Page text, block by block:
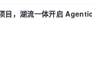
目，湖流一体开启